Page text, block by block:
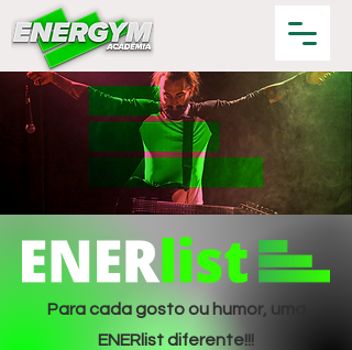
Para cada gosto ou humor, uma
ENERlist diferente!!!